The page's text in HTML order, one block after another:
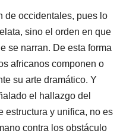
de occidentales, pues lo
sino el orden en que
se narran. De esta forma
africanos componen o
su arte dramático. Y
el hallazgo del
estructura y unifica, no es
contra los obstáculo